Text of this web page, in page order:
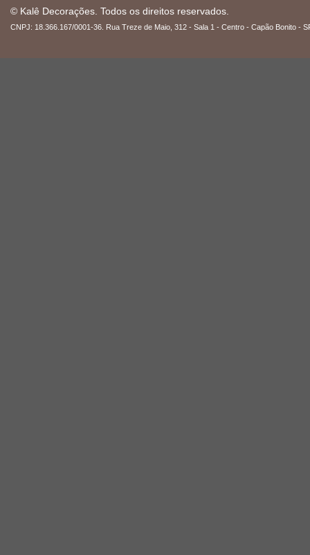
© Kalê Decorações. Todos os direitos reservados.
CNPJ: 18.366.167/0001-36. Rua Treze de Maio, 312 - Sala 1 - Centro - Capão Bonito -